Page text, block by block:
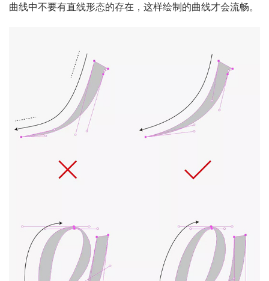
曲线中不要有直线形态的存在，这样绘制的曲线才会流畅。